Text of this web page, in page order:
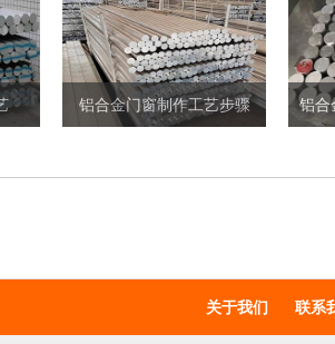
铝合金门窗制作工艺步骤
关于我们 联系